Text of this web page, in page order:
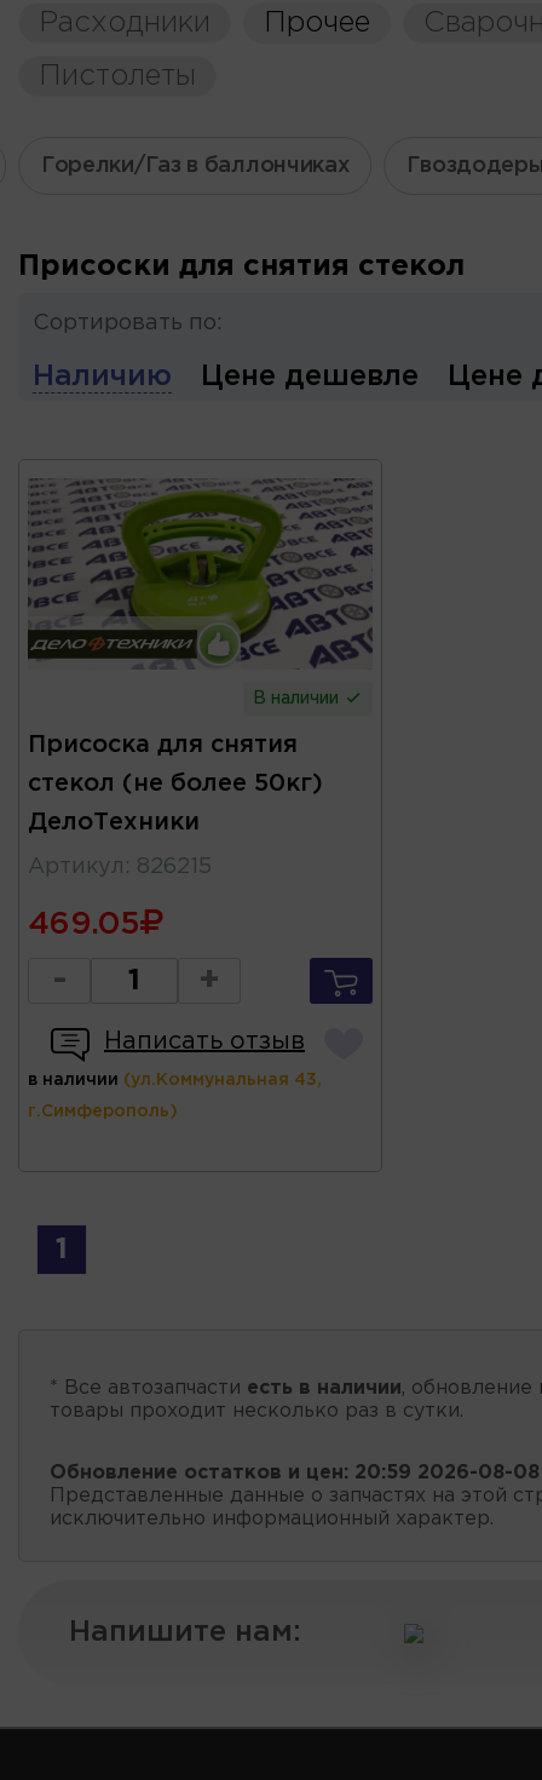
Расходники
Прочее
Пистолеты
Горелки/Газ в баллончиках
Присоски для снятия стекол
Сортировать по:
Наличию Цене дешевле Цене
В наличии
Присоска для снятия
стекол (не более 50кг)
ДелоТехники
Артикул : 826215
469.05
- +
Написать отзыв
в наличии (ул.Коммунальная 43,
г.Симферополь)
1
* Все автозапчасти есть в наличии, обновление
товары проходит несколько раз в сутки.
Обновление остатков и цен: 20:59 2026-08-08
Представленные данные о запчастях на этой
исключительно информационный характер.
Напишите нам: